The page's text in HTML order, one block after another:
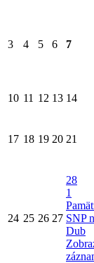
3 4 5 6 7
10 11 12 13 14
17 18 19 20 21
24 25 26 27
28
1
SNP
Dub